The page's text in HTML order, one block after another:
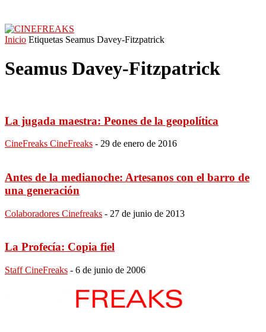
Inicio Etiquetas Seamus Davey-Fitzpatrick
Seamus Davey-Fitzpatrick
La jugada maestra: Peones de la geopolítica
CineFreaks CineFreaks - 29 de enero de 2016
Antes de la medianoche: Artesanos con el barro de
una generación
Colaboradores Cinefreaks - 27 de junio de 2013
La Profecía: Copia fiel
Staff CineFreaks - 6 de junio de 2006